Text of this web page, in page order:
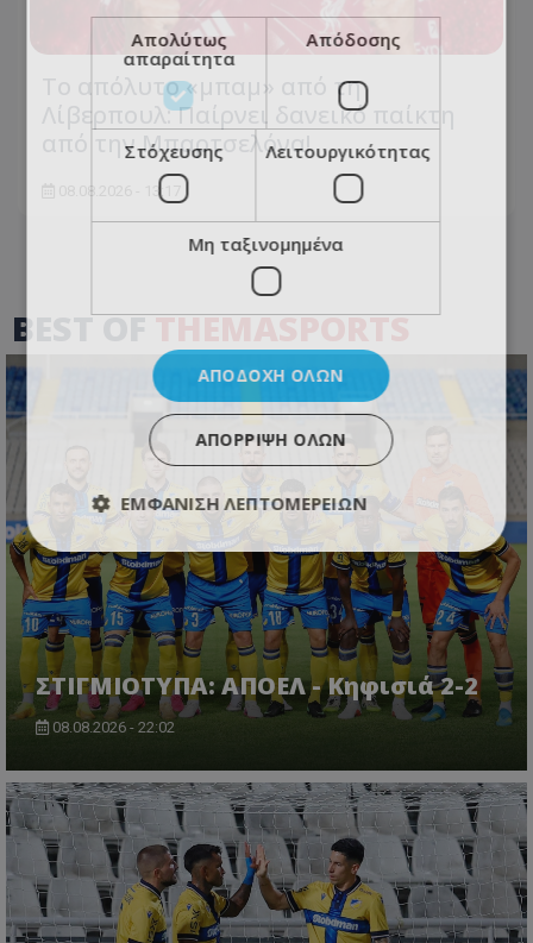
Το απόλυτο «μπαμ» από τη
Λίβερπουλ: Παίρνει δανεικό παίκτη
από την Μπαρτσελόνα!
08.08.2026 - 13:17
BEST OFTHEMASPORTS
ΣΤΙΓΜΙΟΤΥΠΑ: ΑΠΟΕΛ - Κηφισιά 2-2
08.08.2026 - 22:02
Απολύτως
απαραίτητα
Απόδοσης
Στόχευσης Λειτουργικότητας
Μη ταξινομημένα
ΑΠΟΔΟΧΉ ΌΛΩΝ
ΑΠΌΡΡΙΨΗ ΌΛΩΝ
ΕΜΦΆΝΙΣΗ ΛΕΠΤΟΜΕΡΕΙΏΝ